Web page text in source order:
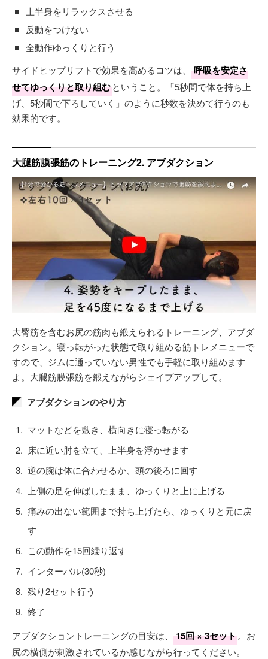
上半身をリラックスさせる
反動をつけない
全動作ゆっくりと行う
サイドヒップリフトで効果を高めるコツは、
呼吸を安定さ
せてゆっくりと取り組むということ。「5秒間で体を持ち上
げ、5秒間で下ろしていく」のように秒数を決めて行うのも
効果的です。
大腿筋膜張筋のトレーニング2. アブダクション
大臀筋を含むお尻の筋肉も鍛えられるトレーニング、アブダ
クション。寝っ転がった状態で取り組める筋トレメニューで
すので、ジムに通っていない男性でも手軽に取り組めます
よ。大腿筋膜張筋を鍛えながらシェイプアップして。
アブダクションのやり方
マットなどを敷き、横向きに寝っ転がる
床に近い肘を立て、上半身を浮かせます
逆の腕は体に合わせるか、頭の後ろに回す
上側の足を伸ばしたまま、ゆっくりと上に上げる
痛みの出ない範囲まで持ち上げたら、ゆっくりと元に戻
す
この動作を15回繰り返す
インターバル(30秒)
残り2セット行う
終了
アブダクショントレーニングの目安は、
15回 × 3セット。お
尻の横側が刺激されているか感じながら行ってください。